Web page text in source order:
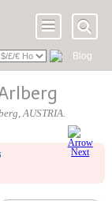
Blog
,AUSTRIA.